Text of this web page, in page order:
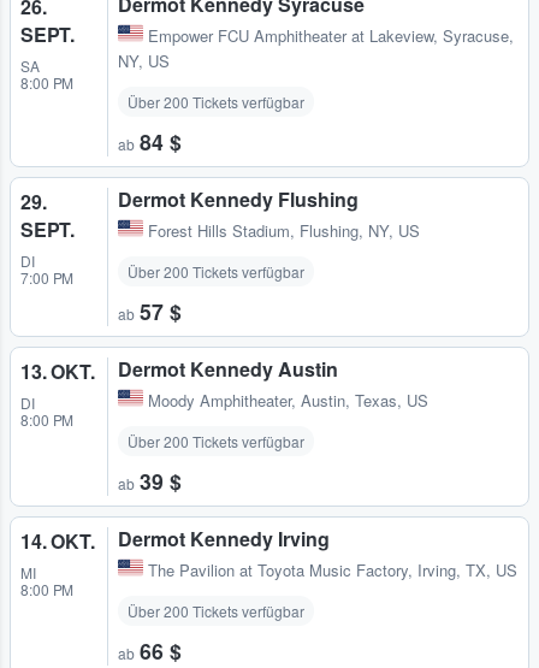
26.
SEPT.
SA
8:00 PM
Empower FCU Amphitheater at Lakeview, Syracuse,
NY, US
Über 200 Tickets verfügbar
ab 84 $
29.
SEPT.
DI
7:00 PM
Dermot Kennedy Flushing
Forest Hills Stadium, Flushing, NY, US
Über 200 Tickets verfügbar
ab 57 $
13. OKT.
DI
8:00 PM
Dermot Kennedy Austin
Moody Amphitheater, Austin, Texas, US
Über 200 Tickets verfügbar
ab 39 $
14. OKT.
MI
8:00 PM
Dermot Kennedy Irving
The Pavilion at Toyota Music Factory, Irving, TX, US
Über 200 Tickets verfügbar
ab 66 $